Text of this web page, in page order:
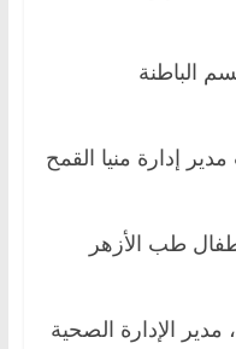
الباطنة
إدارة منيا القمح
طب الأزهر
مدير الإدارة الصحية